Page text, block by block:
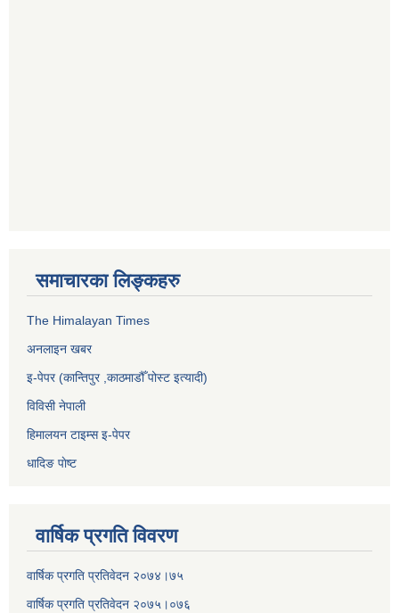
समाचारका लिङ्कहरु
The Himalayan Times
अनलाइन खबर
इ-पेपर (कान्तिपुर ,काठमाडौँ पोस्ट इत्यादी)
विविसी नेपाली
हिमालयन टाइम्स इ-पेपर
धादिङ पाेष्ट
वार्षिक प्रगति विवरण
वार्षिक प्रगति प्रतिवेदन २०७४।७५
वार्षिक प्रगति प्रतिवेदन २०७५।०७६